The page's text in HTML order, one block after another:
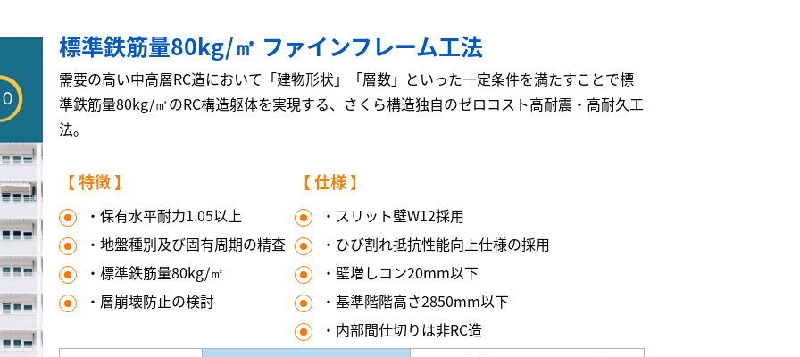
標準鉄筋量80kg/㎡ ファインフレーム工法
需要の高い中高層RC造において「建物形状」「層数」といった一定条件を満たすことで標
準鉄筋量80kg/㎡のRC構造躯体を実現する、さくら構造独自のゼロコスト高耐震・高耐久工
法。
【 特徴 】
・保有水平耐力1.05以上
・地盤種別及び固有周期の精査
・標準鉄筋量80kg/㎡
・層崩壊防止の検討
【 仕様 】
・スリット壁W12採用
・ひび割れ抵抗性能向上仕様の採用
・壁増しコン20mm以下
・基準階階高さ2850mm以下
・内部間仕切りは非RC造